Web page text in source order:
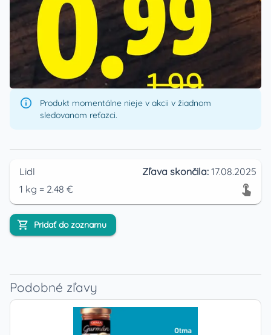
Produkt momentálne nieje v akcii v žiadnom
sledovanom reťazci.
Lidl Zľava skončila: 17.08.2025
1 kg = 2.48 €
Pridať do zoznamu
Podobné zľavy